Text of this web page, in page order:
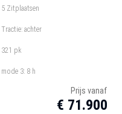
5 Zitplaatsen
Tractie: achter
321 pk
mode 3: 8 h
Prijs vanaf
€ 71.900